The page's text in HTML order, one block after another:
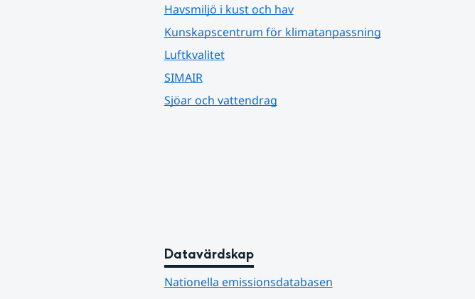
Havsmiljö i kust och hav
Kunskapscentrum för klimatanpassning
Luftkvalitet
SIMAIR
Sjöar och vattendrag
Datavärdskap
Nationella emissionsdatabasen